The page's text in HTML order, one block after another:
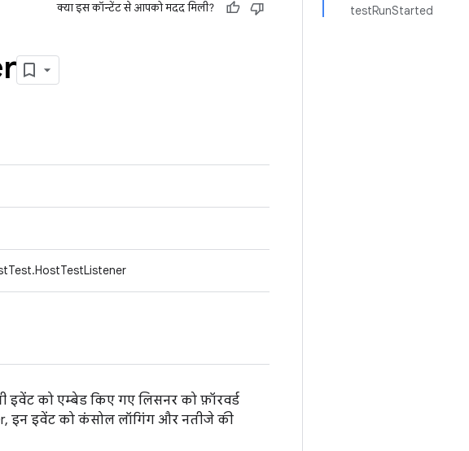
testRunStarted
क्या इस कॉन्टेंट से आपको मदद मिली?
इवेंट को एम्बेड किए गए लिसनर को फ़ॉरवर्ड
इन इवेंट को कंसोल लॉगिंग और नतीजे की